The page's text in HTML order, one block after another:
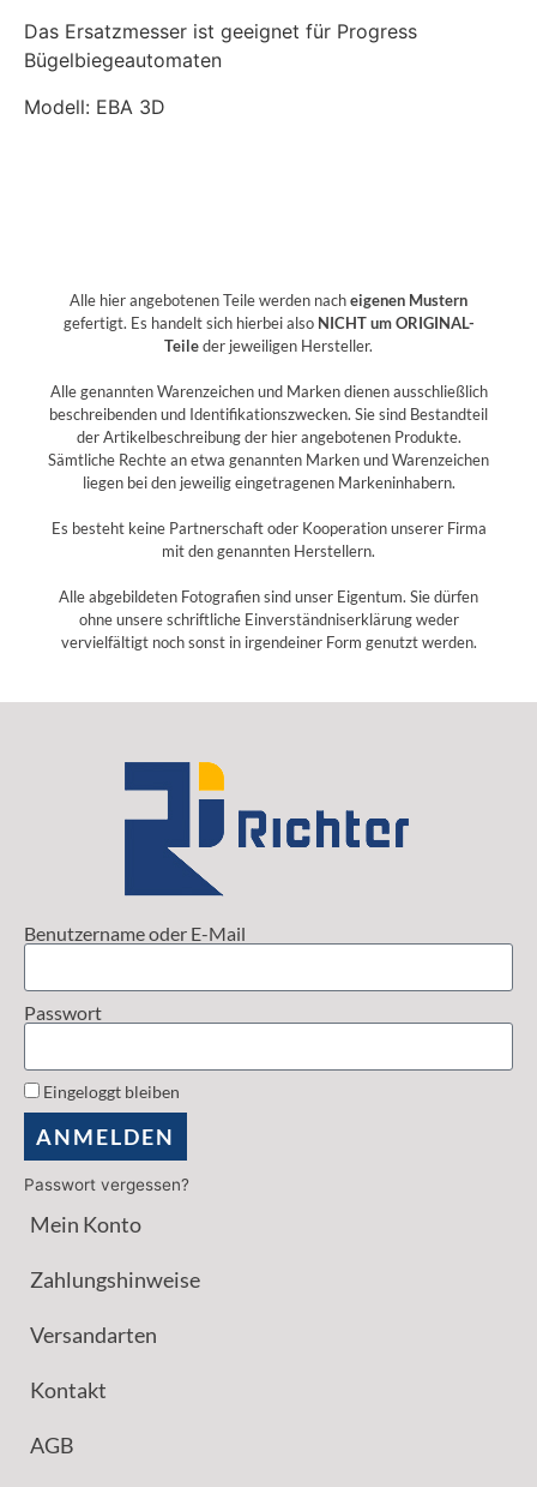
Das Ersatzmesser ist geeignet für Progress
Bügelbiegeautomaten
Modell: EBA 3D
Alle hier angebotenen Teile werden nacheigenen Mustern
gefertigt. Es handelt sich hierbei also NICHT um ORIGINAL-
Teileder jeweiligen Hersteller.
Alle genannten Warenzeichen und Marken dienen ausschließlich
beschreibenden und Identifikationszwecken. Sie sind Bestandteil
der Artikelbeschreibung der hier angebotenen Produkte.
Sämtliche Rechte an etwa genannten Marken und Warenzeichen
liegen bei den jeweilig eingetragenen Markeninhabern.
Es besteht keine Partnerschaft oder Kooperation unserer Firma
mit den genannten Herstellern.
Alle abgebildeten Fotografien sind unser Eigentum. Sie dürfen
ohne unsere schriftliche Einverständniserklärung weder
vervielfältigt noch sonst in irgendeiner Form genutzt werden.
Benutzername oder E-Mail
Passwort
Eingeloggt bleiben
ANMELDEN
Passwort vergessen?
Mein Konto
Zahlungshinweise
Versandarten
Kontakt
AGB